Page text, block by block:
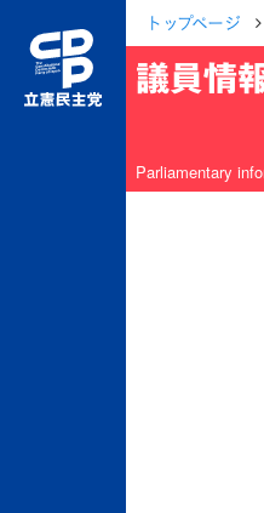
トップページ
議員情
Parliamentary